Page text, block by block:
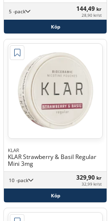
5 -pack 144,49 kr
28,90 kr/st
Köp
KLAR
KLAR Strawberry & Basil Regular
Mini 3mg
10 -pack 329,90 kr
32,99 kr/st
Köp